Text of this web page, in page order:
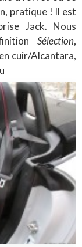
pratique ! Il est
Jack. Nous
Sélection,
cuir/Alcantara,